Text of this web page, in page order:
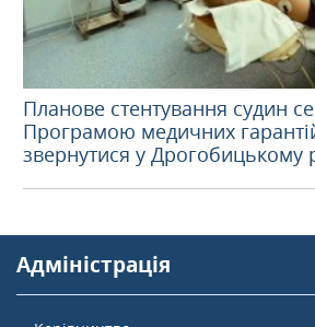
Планове стентування судин
Програмою медичних
звернутися у Дрогобицькому
Адміністрація